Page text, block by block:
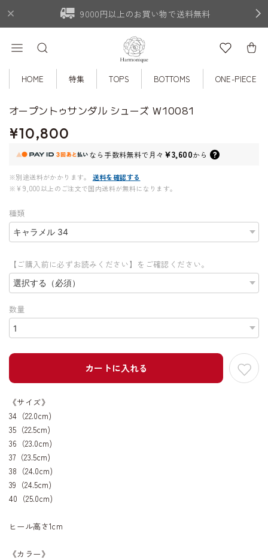
9000円以上のお買い物で送料無料
HOME 特集 TOPS BOTTOMS ONE-PIECE
オープントゥサンダル シューズ W10081
¥10,800
なら 手数料無料で月々 ¥3,600から
※別途送料がかかります。
送料を確認する
※¥9,000以上のご注文で国内送料が無料になります。
種類
【ご購入前に必ずお読みください】をご確認ください。
数量
カートに入れる
《サイズ》
34（22.0cm)
35（22.5cm)
36（23.0cm)
37（23.5cm)
38（24.0cm)
39（24.5cm)
40（25.0cm)
ヒール高さ1cm
《カラー》